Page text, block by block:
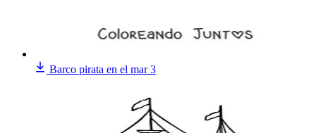
Barco pirata en el mar 3